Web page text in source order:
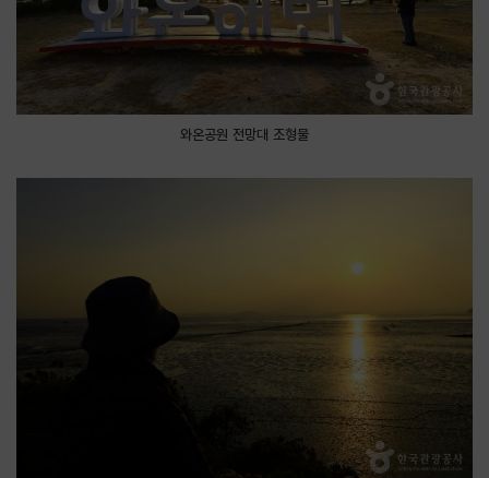
와온공원 전망대 조형물